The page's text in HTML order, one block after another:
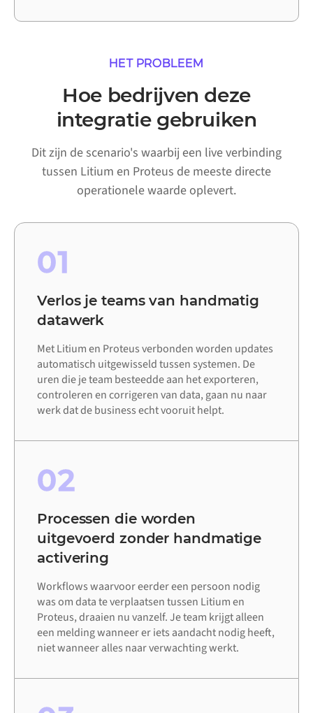
HET PROBLEEM
Hoe bedrijven deze
integratie gebruiken
Dit zijn de scenario's waarbij een live verbinding
tussen Litium en Proteus de meeste directe
operationele waarde oplevert.
01
Verlos je teams van handmatig
datawerk
Met Litium en Proteus verbonden worden updates
automatisch uitgewisseld tussen systemen. De
uren die je team besteedde aan het exporteren,
controleren en corrigeren van data, gaan nu naar
werk dat de business echt vooruit helpt.
02
Processen die worden
uitgevoerd zonder handmatige
activering
Workflows waarvoor eerder een persoon nodig
was om data te verplaatsen tussen Litium en
Proteus, draaien nu vanzelf. Je team krijgt alleen
een melding wanneer er iets aandacht nodig heeft,
niet wanneer alles naar verwachting werkt.